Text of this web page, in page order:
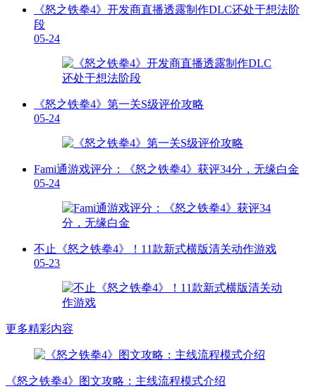
《怒之铁拳4》开发商直播透露制作DLC还处于想法阶
段
05-24
《怒之铁拳4》第一关S级评价攻略
05-24
Fami通游戏评分：《怒之铁拳4》获评34分，无缘白金
05-24
不止《怒之铁拳4》！11款新式横版清关动作游戏
05-23
更多精彩内容
《怒之铁拳4》图文攻略：主线流程模式介绍